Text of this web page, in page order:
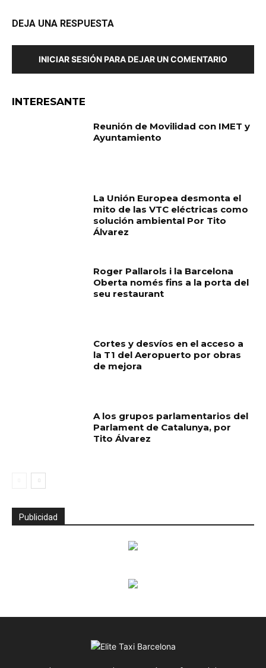
DEJA UNA RESPUESTA
INICIAR SESIÓN PARA DEJAR UN COMENTARIO
INTERESANTE
Reunión de Movilidad con IMET y
Ayuntamiento
La Unión Europea desmonta el
mito de las VTC eléctricas como
solución ambiental Por Tito
Álvarez
Roger Pallarols i la Barcelona
Oberta només fins a la porta del
seu restaurant
Cortes y desvíos en el acceso a
la T1 del Aeropuerto por obras
de mejora
A los grupos parlamentarios del
Parlament de Catalunya, por
Tito Álvarez
Publicidad